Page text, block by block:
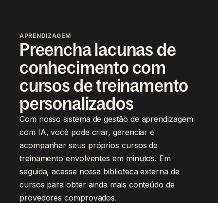
APRENDIZAGEM
Preencha lacunas de
conhecimento com
cursos de treinamento
personalizados
Com nosso sistema de gestão de aprendizagem
com IA, você pode criar, gerenciar e
acompanhar seus próprios cursos de
treinamento envolventes em minutos. Em
seguida, acesse nossa biblioteca externa de
cursos para obter ainda mais conteúdo de
provedores comprovados.